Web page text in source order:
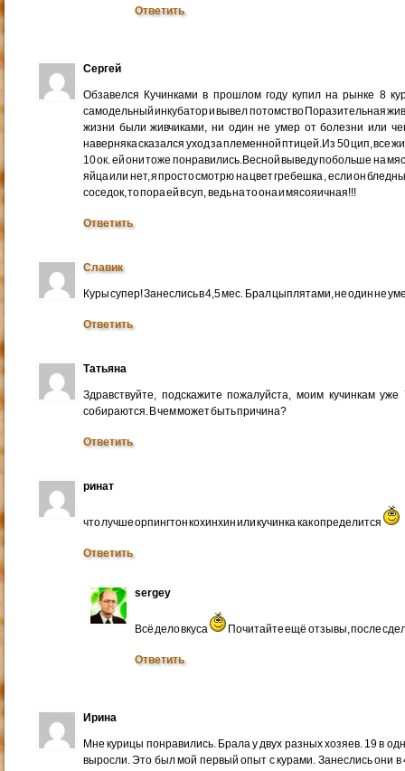
Ответить
Сергей
Обзавелся Кучинками в прошлом году купил на рынке 8
самодельный инкубатор и вывел потомство Поразительная
жизни были живчиками, ни один не умер от болезни или
наверняка сказался уход за племенной птицей.Из 50 цип, все
10 ок. ей они тоже понравились.Весной выведу побольше на
яйца или нет, я просто смотрю на цвет гребешка , если он
соседок, то пора ей в суп, ведь на то она и мясояичная!!!
Ответить
Славик
Куры супер! Занеслись в 4,5 мес. Брал цыплятами, не один не
Ответить
Татьяна
Здравствуйте, подскажите пожалуйста, моим кучинкам
собираются. В чем может быть причина?
Ответить
ринат
что лучше орпингтон кохинхин или кучинка как определится
Ответить
sergey
Всё дело вкуса Почитайте ещё отзывы, после
Ответить
Ирина
Мне курицы понравились. Брала у двух разных хозяев. 19 в
выросли. Это был мой первый опыт с курами. Занеслись они